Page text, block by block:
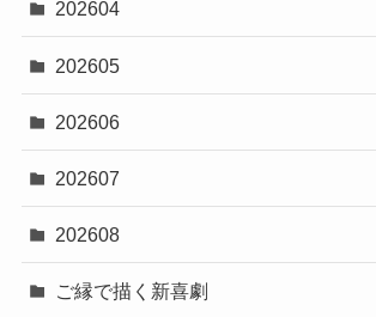
202604
202605
202606
202607
202608
ご縁で描く新喜劇